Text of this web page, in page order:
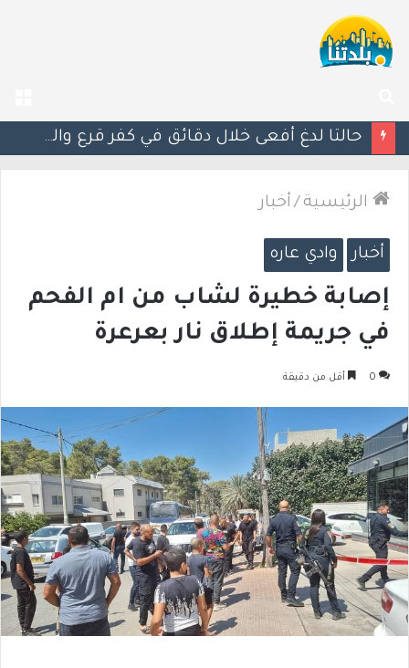
عن
مصرع الفتى محمد جمعة القرناوي (17 عامًا) في حادث سير مروّع في عرعرة النقب
الرئيسية / أخبار
أخبار وادي عاره
إصابة خطيرة لشاب من ام الفحم
في جريمة إطلاق نار بعرعرة
0 أقل من دقيقة